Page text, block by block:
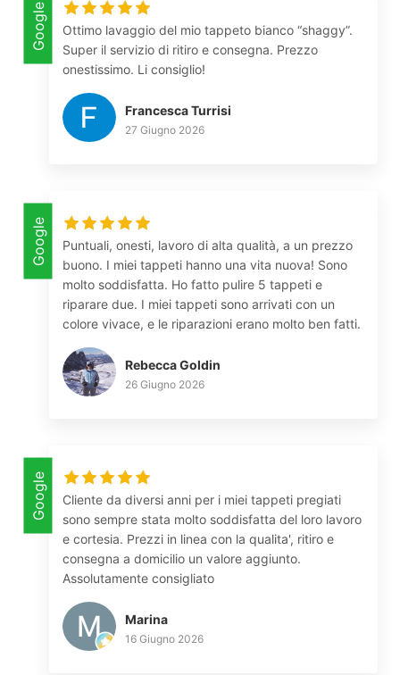
Google
Ottimo lavaggio del mio tappeto bianco “shaggy”.
Super il servizio di ritiro e consegna. Prezzo
onestissimo. Li consiglio!
Francesca Turrisi
27 Giugno 2026
Google
Puntuali, onesti, lavoro di alta qualità, a un prezzo
buono. I miei tappeti hanno una vita nuova! Sono
molto soddisfatta. Ho fatto pulire 5 tappeti e
riparare due. I miei tappeti sono arrivati con un
colore vivace, e le riparazioni erano molto ben fatti.
Rebecca Goldin
26 Giugno 2026
Google
Cliente da diversi anni per i miei tappeti pregiati
sono sempre stata molto soddisfatta del loro lavoro
e cortesia. Prezzi in linea con la qualita', ritiro e
consegna a domicilio un valore aggiunto.
Assolutamente consigliato
Marina
16 Giugno 2026